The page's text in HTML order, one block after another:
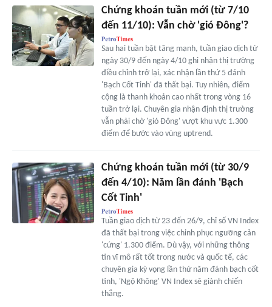
Chứng khoán tuần mới (từ 7/10
đến 11/10): Vẫn chờ 'gió Đông'?
Sau hai tuần bật tăng mạnh, tuần giao dịch từ
ngày 30/9 đến ngày 4/10 ghi nhận thị trường
điều chỉnh trở lại, xác nhận lần thứ 5 đánh
'Bạch Cốt Tinh' đã thất bại. Tuy nhiên, điểm
cộng là thanh khoản cao nhất trong vòng 16
tuần trở lại. Chuyên gia nhận định thị trường
vẫn phải chờ 'gió Đông' vượt khu vực 1.300
điểm để bước vào vùng uptrend.
Chứng khoán tuần mới (từ 30/9
đến 4/10): Năm lần đánh 'Bạch
Cốt Tinh'
Tuần giao dịch từ 23 đến 26/9, chỉ số VN Index
đã thất bại trong việc chinh phục ngưỡng cản
'cứng' 1.300 điểm. Dù vậy, với những thông
tin vĩ mô rất tốt trong nước và quốc tế, các
chuyên gia kỳ vọng lần thứ năm đánh bạch cốt
tinh, 'Ngộ Không' VN Index sẽ giành chiến
thắng.